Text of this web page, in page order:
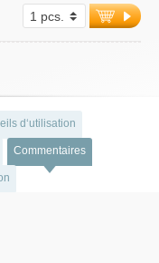
d‘utilisation
Commentaires